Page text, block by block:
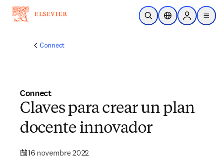
Passer au contenu principal
Ouvrir la recherche
Sélecteur de
Sign in to
menu
Connect
Connect
Claves para crear un plan
docente innovador
16 novembre 2022